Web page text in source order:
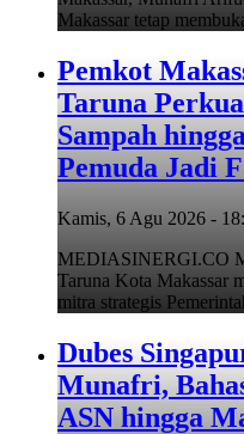
Makassar tetap
Pemkot
Taruna
Sampah
Pemuda Jadi
Kamis, 6 Agu 2026 -
MEDIASINERGI.CO
Taruna Kota Makassar
mitra strategis
Dubes
Munafri,
ASN hingga